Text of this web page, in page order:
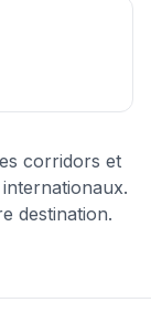
corridors et
destination.